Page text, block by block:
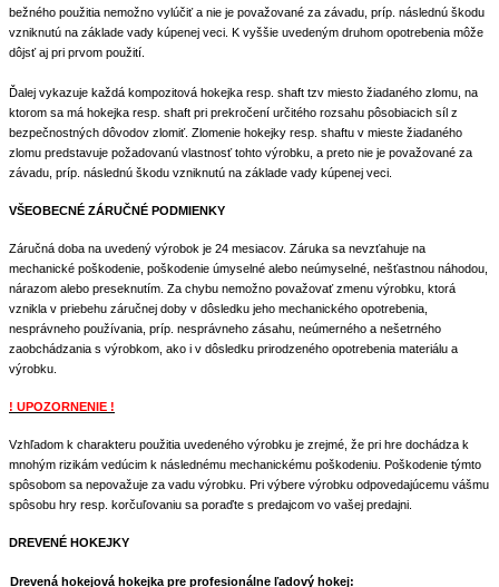
bežného použitia nemožno vylúčiť a nie je považované za závadu, príp. následnú škodu
vzniknutú na základe vady kúpenej veci. K vyššie uvedeným druhom opotrebenia môže
dôjsť aj pri prvom použití.
Ďalej vykazuje každá kompozitová hokejka resp. shaft tzv miesto žiadaného zlomu, na
ktorom sa má hokejka resp. shaft pri prekročení určitého rozsahu pôsobiacich síl z
bezpečnostných dôvodov zlomiť. Zlomenie hokejky resp. shaftu v mieste žiadaného
zlomu predstavuje požadovanú vlastnosť tohto výrobku, a preto nie je považované za
závadu, príp. následnú škodu vzniknutú na základe vady kúpenej veci.
VŠEOBECNÉ ZÁRUČNÉ PODMIENKY
Záručná doba na uvedený výrobok je 24 mesiacov. Záruka sa nevzťahuje na
mechanické poškodenie, poškodenie úmyselné alebo neúmyselné, nešťastnou náhodou,
nárazom alebo preseknutím. Za chybu nemožno považovať zmenu výrobku, ktorá
vznikla v priebehu záručnej doby v dôsledku jeho mechanického opotrebenia,
nesprávneho používania, príp. nesprávneho zásahu, neúmerného a nešetrného
zaobchádzania s výrobkom, ako i v dôsledku prirodzeného opotrebenia materiálu a
výrobku.
! UPOZORNENIE !
Vzhľadom k charakteru použitia uvedeného výrobku je zrejmé, že pri hre dochádza k
mnohým rizikám vedúcim k následnému mechanickému poškodeniu. Poškodenie týmto
spôsobom sa nepovažuje za vadu výrobku. Pri výbere výrobku odpovedajúcemu vášmu
spôsobu hry resp. korčuľovaniu sa poraďte s predajcom vo vašej predajni.
DREVENÉ HOKEJKY
Drevená hokejová hokejka pre profesionálne ľadový hokej: